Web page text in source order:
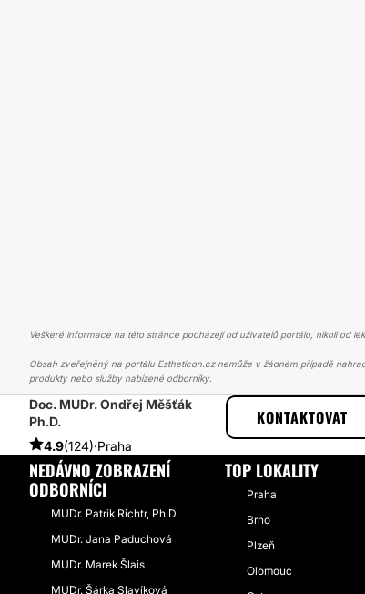
Veškeré informace na této stránce pocházejí od uživatelů portálu, nikoli od
Obsah zveřejněný na portálu Estheticon.cz nemůže v žádném případě
produkty nebo služby nabízené odborníky.
Doc. MUDr. Ondřej Měšťák
Ph.D.
4.9(124)·Praha
KONTAKTOVAT
ESTHETICON PŘÍBĚHY PŘÍBĚHY TÝKAJÍCÍ SE ZÁKROKU
NEDÁVNO ZOBRAZENÍ
ODBORNÍCI
MUDr. Patrik Richtr, Ph.D.
MUDr. Jana Paduchová
MUDr. Marek Šlais
MUDr. Šárka Slavíková
TOP LOKALITY
Praha
Brno
Plzeň
Olomouc